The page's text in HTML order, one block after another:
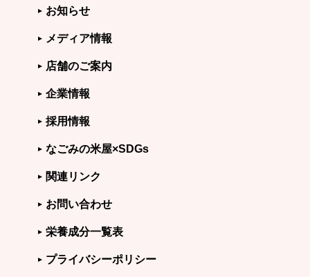
お知らせ
メディア情報
店舗のご案内
企業情報
採用情報
なごみの米屋×SDGs
関連リンク
お問い合わせ
栄養成分一覧表
プライバシーポリシー